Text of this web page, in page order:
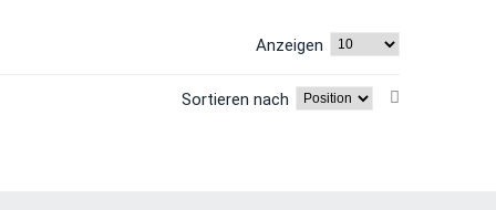
Anzeigen
Sortieren nach